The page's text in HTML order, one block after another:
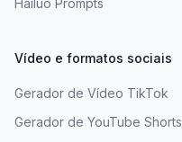
Hailuo Prompts
Vídeo e formatos sociais
Gerador de Vídeo TikTok
Gerador de YouTube Shorts